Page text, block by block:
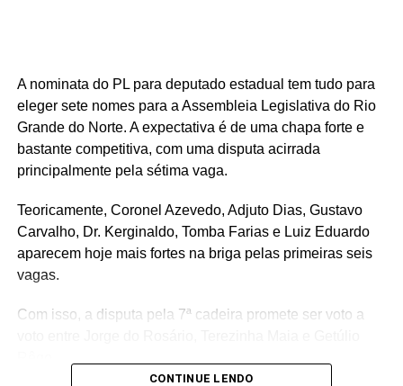
A nominata do PL para deputado estadual tem tudo para
eleger sete nomes para a Assembleia Legislativa do Rio
Grande do Norte. A expectativa é de uma chapa forte e
bastante competitiva, com uma disputa acirrada
principalmente pela sétima vaga.
Teoricamente, Coronel Azevedo, Adjuto Dias, Gustavo
Carvalho, Dr. Kerginaldo, Tomba Farias e Luiz Eduardo
aparecem hoje mais fortes na briga pelas primeiras seis
vagas.
Com isso, a disputa pela 7ª cadeira promete ser voto a
CONTINUE LENDO